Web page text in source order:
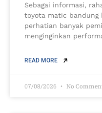
Sebagai informasi,
toyota matic bandung
perhatian banyak
menginginkan
READ MORE
07/08/2026 No